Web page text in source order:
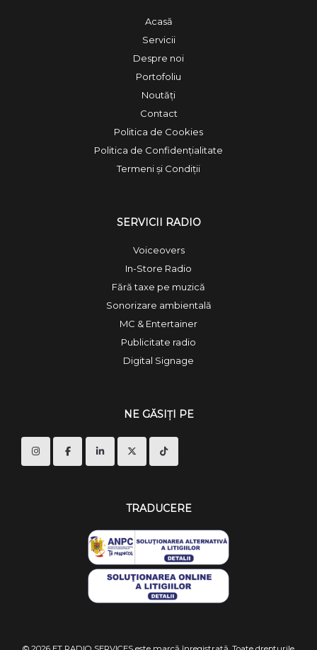
Acasă
Servicii
Despre noi
Portofoliu
Noutăți
Contact
Politica de Cookies
Politica de Confidențialitate
Termeni și Condiții
SERVICII RADIO
Voiceovers
In-Store Radio
Fără taxe pe muzică
Sonorizare ambientală
MC & Entertainer
Publicitate radio
Digital Signage
NE GĂSIȚI PE
TRADUCERE